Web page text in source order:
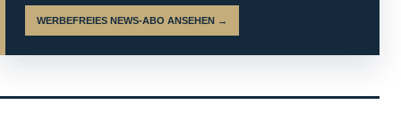
WERBEFREIES NEWS-ABO ANSEHEN →